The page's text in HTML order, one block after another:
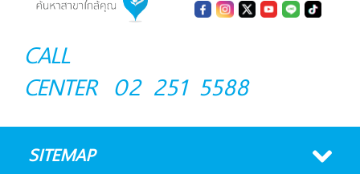
CALL
CENTER 02 251 5588
SITEMAP